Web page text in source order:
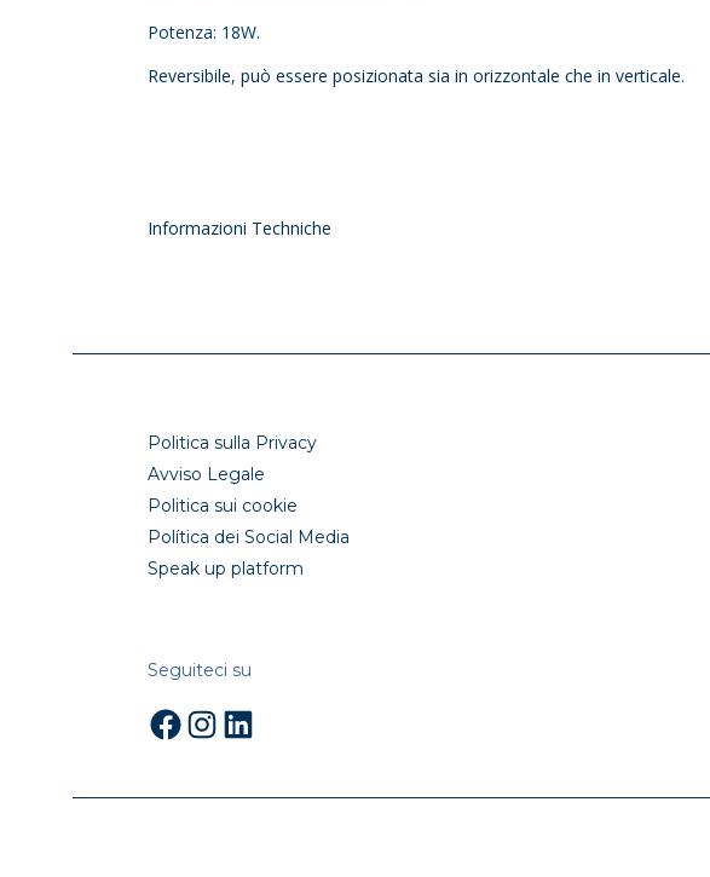
Potenza: 18W.
Reversibile, può essere posizionata sia in orizzontale che in verticale.
Informazioni Techniche
Politica sulla Privacy
Avviso Legale
Politica sui cookie
Política dei Social Media
Speak up platform
Seguiteci su
Facebook
Instagram
LinkedIn